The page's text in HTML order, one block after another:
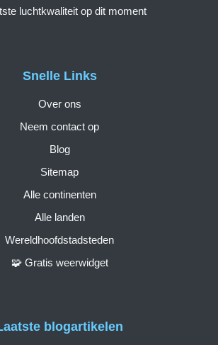
Snelle Links
Over ons
Neem contact op
Blog
Sitemap
Alle continenten
Alle landen
Wereldhoofdstadsteden
🧩 Gratis weerwidget
luchtkwaliteit op dit moment
blogartikelen